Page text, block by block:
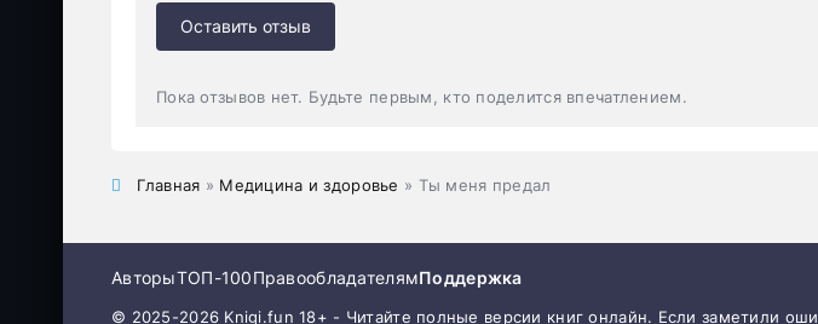
Оставить отзыв
Пока отзывов нет. Будьте первым, кто поделится впечатлением.
Главная » Медицина и здоровье » Ты меня предал
АвторыТОП-100ПравообладателямПоддержка
© 2025-2026 Knigi.fun 18+ - Читайте полные версии книг онлайн. Если заметили